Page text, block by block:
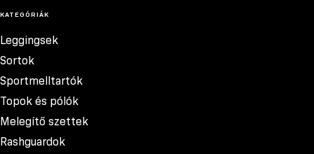
KATEGÓRIÁK
Leggingsek
Sortok
Sportmelltartók
Topok és pólók
Melegítő szettek
Rashguardok